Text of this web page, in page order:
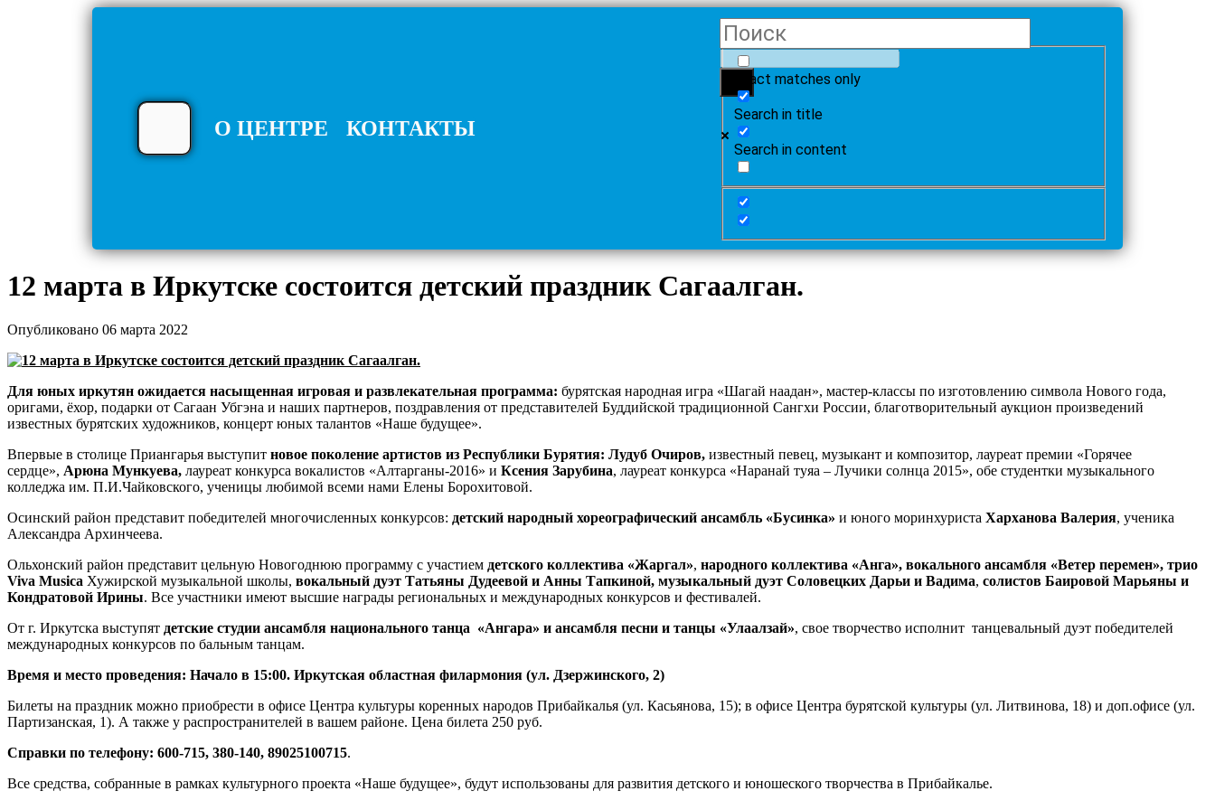
О ЦЕНТРЕ КОНТАКТЫ
Exact matches only
Search in title
Search in content
12 марта в Иркутске состоится детский праздник Сагаалган.
Опубликовано 06 марта 2022
Для юных иркутян ожидается насыщенная игровая и развлекательная программа: бурятская народная игра «Шагай наадан», мастер-классы по изготовлению символа Нового года,
оригами, ёхор, подарки от Сагаан Убгэна и наших партнеров, поздравления от представителей Буддийской традиционной Сангхи России, благотворительный аукцион произведений
известных бурятских художников, концерт юных талантов «Наше будущее».
Впервые в столице Приангарья выступит новое поколение артистов из Республики Бурятия: Лудуб Очиров, известный певец, музыкант и композитор, лауреат премии «Горячее
сердце», Арюна Мункуева, лауреат конкурса вокалистов «Алтарганы-2016» и Ксения Зарубина, лауреат конкурса «Наранай туяа – Лучики солнца 2015», обе студентки музыкального
колледжа им. П.И.Чайковского, ученицы любимой всеми нами Елены Борохитовой.
Осинский район представит победителей многочисленных конкурсов: детский народный хореографический ансамбль «Бусинка» и юного моринхуриста Харханова Валерия, ученика
Александра Архинчеева.
Ольхонский район представит цельную Новогоднюю программу с участием детского коллектива «Жаргал», народного коллектива «Анга», вокального ансамбля «Ветер перемен», трио
Viva Musica Хужирской музыкальной школы, вокальный дуэт Татьяны Дудеевой и Анны Тапкиной, музыкальный дуэт Соловецких Дарьи и Вадима, солистов Баировой Марьяны и
Кондратовой Ирины. Все участники имеют высшие награды региональных и международных конкурсов и фестивалей.
От г. Иркутска выступят детские студии ансамбля национального танца «Ангара» и ансамбля песни и танцы «Улаалзай», свое творчество исполнит танцевальный дуэт победителей
международных конкурсов по бальным танцам.
Время и место проведения: Начало в 15:00. Иркутская областная филармония (ул. Дзержинского, 2)
Билеты на праздник можно приобрести в офисе Центра культуры коренных народов Прибайкалья (ул. Касьянова, 15); в офисе Центра бурятской культуры (ул. Литвинова, 18) и доп.офисе (ул.
Партизанская, 1). А также у распространителей в вашем районе. Цена билета 250 руб.
Справки по телефону: 600-715, 380-140, 89025100715.
Все средства, собранные в рамках культурного проекта «Наше будущее», будут использованы для развития детского и юношеского творчества в Прибайкалье.